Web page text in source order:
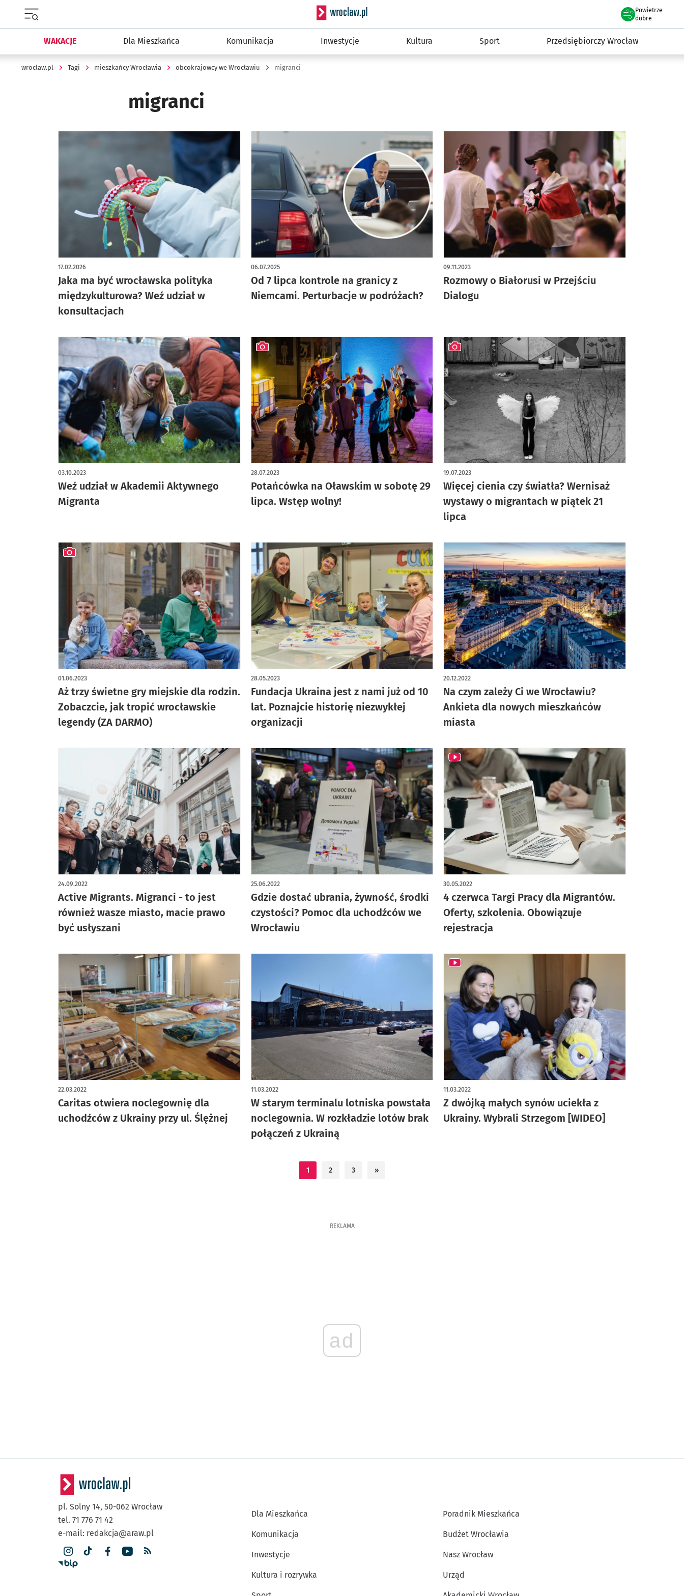
Serwis informacyjny wroclaw.pl
Powietrze
we Wrocławiu
dobre
WAKACJE Dla Mieszkańca Komunikacja Inwestycje Kultura Sport Przedsiębiorczy Wrocław
wroclaw.pl Tagi mieszkańcy Wrocławia obcokrajowcy we Wrocławiu migranci
migranci
Jaka ma być wrocławska polityka
międzykulturowa? Weź udział w
konsultacjach
17.02.2026
Od 7 lipca kontrole na granicy z
Niemcami. Perturbacje w podróżach?
06.07.2025
Rozmowy o Białorusi w Przejściu
Dialogu
09.11.2023
Weź udział w Akademii Aktywnego
Migranta
03.10.2023
Potańcówka na Oławskim w sobotę 29
lipca. Wstęp wolny!
28.07.2023
artykuł z galerią zdjęć
Więcej cienia czy światła? Wernisaż
wystawy o migrantach w piątek 21
lipca
19.07.2023
artykuł z galerią zdjęć
Aż trzy świetne gry miejskie dla rodzin.
Zobaczcie, jak tropić wrocławskie
legendy (ZA DARMO)
01.06.2023
artykuł z galerią zdjęć
Fundacja Ukraina jest z nami już od 10
lat. Poznajcie historię niezwykłej
organizacji
28.05.2023
Na czym zależy Ci we Wrocławiu?
Ankieta dla nowych mieszkańców
miasta
20.12.2022
Active Migrants. Migranci - to jest
również wasze miasto, macie prawo
być usłyszani
24.09.2022
Gdzie dostać ubrania, żywność, środki
czystości? Pomoc dla uchodźców we
Wrocławiu
25.06.2022
4 czerwca Targi Pracy dla Migrantów.
Oferty, szkolenia. Obowiązuje
rejestracja
30.05.2022
Caritas otwiera noclegownię dla
uchodźców z Ukrainy przy ul. Ślężnej
22.03.2022
W starym terminalu lotniska powstała
noclegownia. W rozkładzie lotów brak
połączeń z Ukrainą
11.03.2022
Z dwójką małych synów uciekła z
Ukrainy. Wybrali Strzegom [WIDEO]
11.03.2022
1 2 3 »
REKLAMA
ad
pl. Solny 14, 50-062 Wrocław
tel. 71 776 71 42
e-mail: redakcja@araw.pl
Dla Mieszkańca
Komunikacja
Inwestycje
Kultura i rozrywka
Poradnik Mieszkańca
Budżet Wrocławia
Nasz Wrocław
Urząd